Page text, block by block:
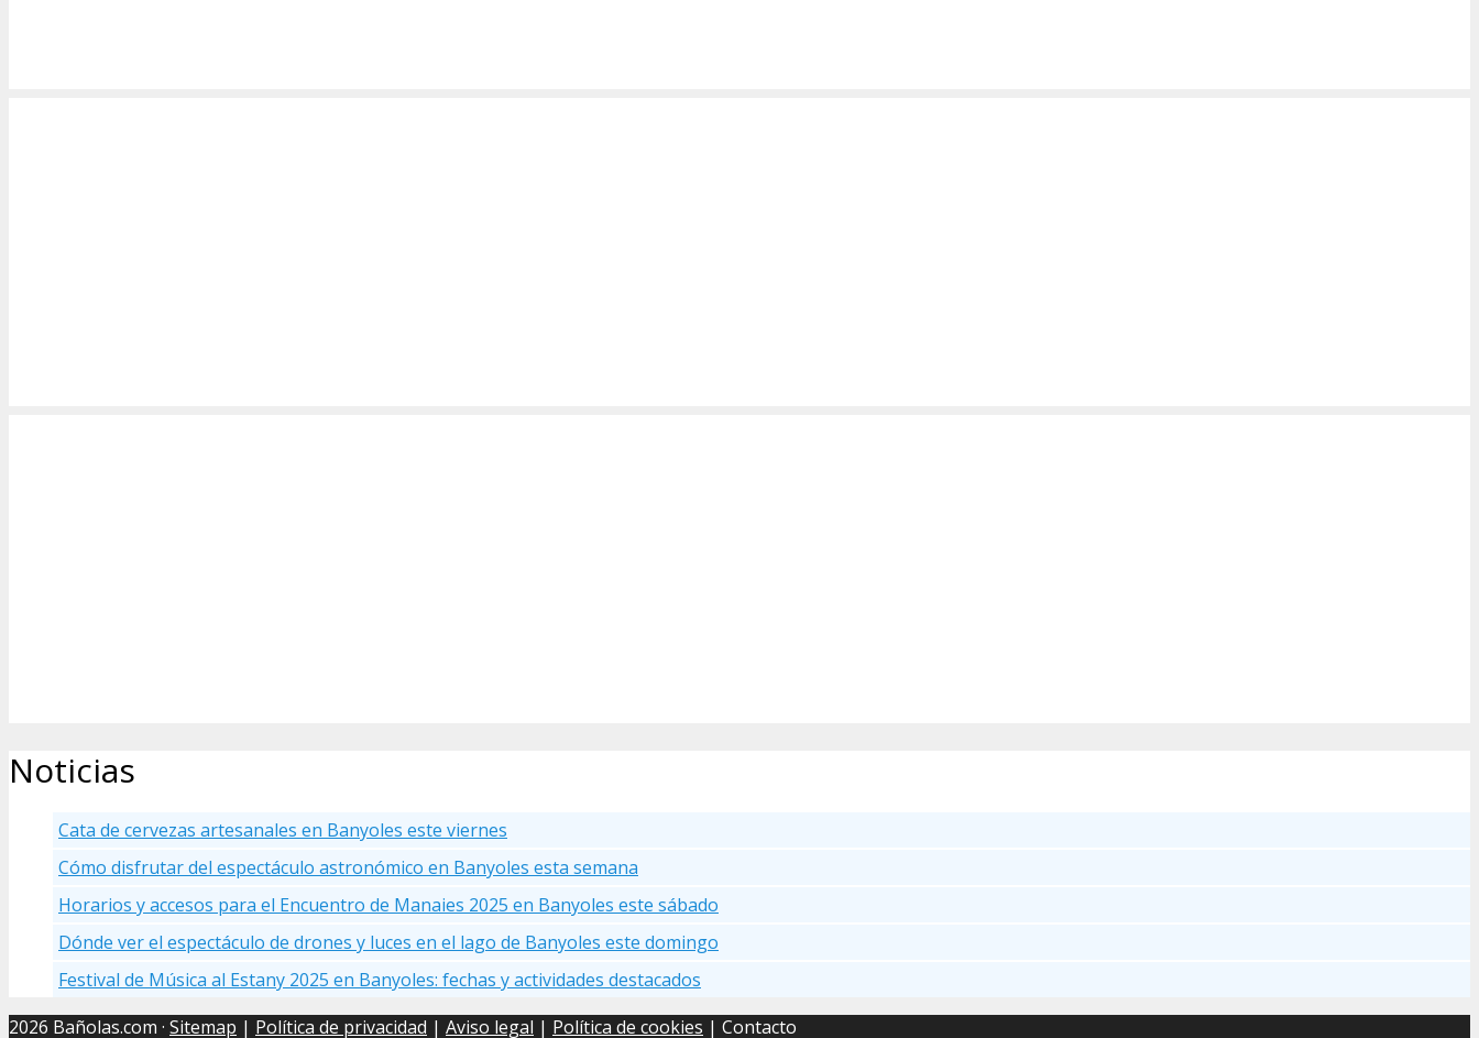
Noticias
Cata de cervezas artesanales en Banyoles este viernes
Cómo disfrutar del espectáculo astronómico en Banyoles esta semana
Horarios y accesos para el Encuentro de Manaies 2025 en Banyoles este sábado
Dónde ver el espectáculo de drones y luces en el lago de Banyoles este domingo
Festival de Música al Estany 2025 en Banyoles: fechas y actividades destacados
2026 Bañolas.com · Sitemap | Política de privacidad | Aviso legal | Política de cookies | Contacto